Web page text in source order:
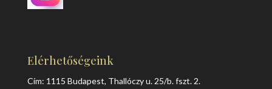
Elérhetőségeink
Cím: 1115 Budapest, Thallóczy u. 25/b. fszt. 2.